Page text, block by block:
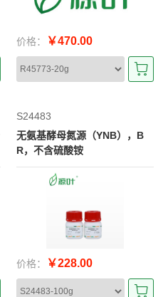
价格： ￥470.00
S24483
无氨基酵母氮源（YNB），B
R，不含硫酸铵
价格： ￥228.00